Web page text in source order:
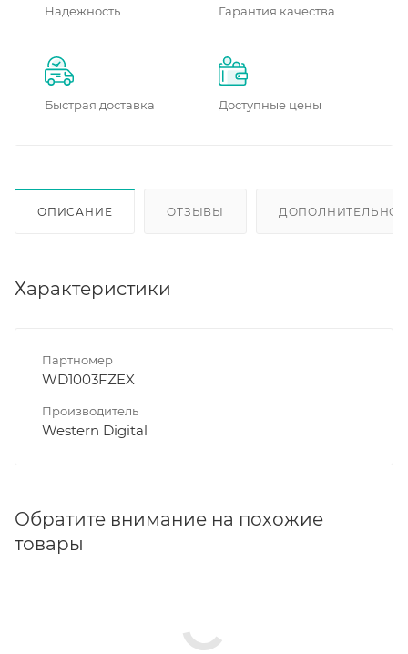
Надежность Гарантия качества
Быстрая доставка Доступные цены
ОПИСАНИЕ ОТЗЫВЫ ДОПОЛНИТЕЛЬНО
Характеристики
Партномер
WD1003FZEX
Производитель
Western Digital
Обратите внимание на похожие
товары